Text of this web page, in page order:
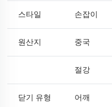
스타일 손잡이
원산지 중국
절강
닫기 유형 어깨